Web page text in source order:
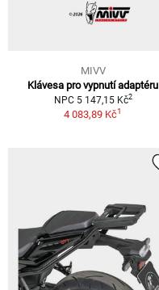
MIVV
Klávesa pro vypnutí adaptéru
NPC 5 147,15 Kč2
4 083,89 Kč1